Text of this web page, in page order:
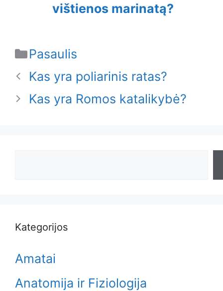
vištienos marinatą?
Categories
Pasaulis
Kas yra poliarinis ratas?
Kas yra Romos katalikybė?
Kategorijos
Amatai
Anatomija ir Fiziologija